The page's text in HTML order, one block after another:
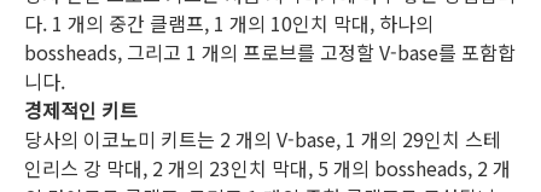
다. 1 개의 중간 클램프, 1 개의 10인치 막대, 하나의
bossheads, 그리고 1 개의 프로브를 고정할 V-base를 포함합
니다.
경제적인 키트
당사의 이코노미 키트는 2 개의 V-base, 1 개의 29인치 스테
인리스 강 막대, 2 개의 23인치 막대, 5 개의 bossheads, 2 개